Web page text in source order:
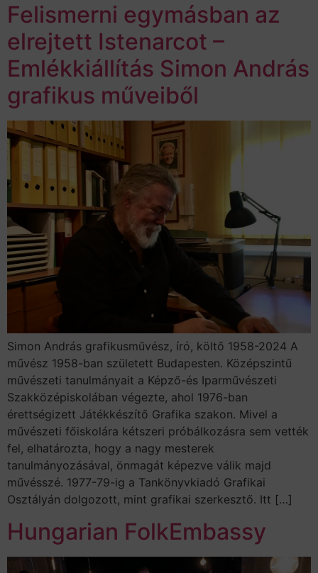
Felismerni egymásban az
elrejtett Istenarcot –
Emlékkiállítás Simon András
grafikus műveiből
Simon András grafikusművész, író, költő 1958-2024 A
művész 1958-ban született Budapesten. Középszintű
művészeti tanulmányait a Képző-és Iparművészeti
Szakközépiskolában végezte, ahol 1976-ban
érettségizett Játékkészítő Grafika szakon. Mivel a
művészeti főiskolára kétszeri próbálkozásra sem vették
fel, elhatározta, hogy a nagy mesterek
tanulmányozásával, önmagát képezve válik majd
művésszé. 1977-79-ig a Tankönyvkiadó Grafikai
Osztályán dolgozott, mint grafikai szerkesztő. Itt […]
Hungarian FolkEmbassy